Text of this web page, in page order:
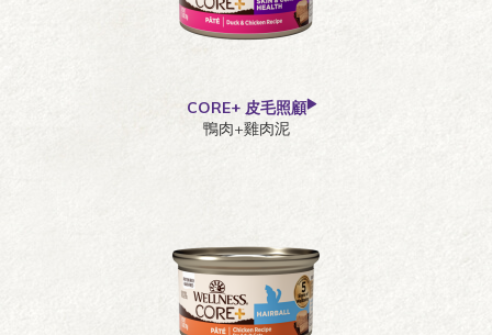
CORE+ 皮毛照顧
鴨肉+雞肉泥